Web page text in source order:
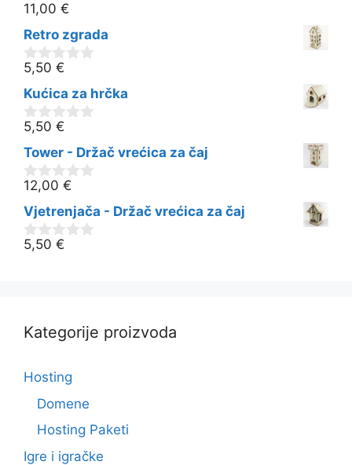
0
o
d
5
11,00 €
Retro zgrada
0
o
d
5
5,50 €
Kućica za hrčka
0
o
d
5
5,50 €
Tower - Držač vrećica za čaj
0
o
d
5
12,00 €
Vjetrenjača - Držač vrećica za čaj
0
5,50 €
Kategorije proizvoda
Hosting
Domene
Hosting Paketi
Igre i igračke